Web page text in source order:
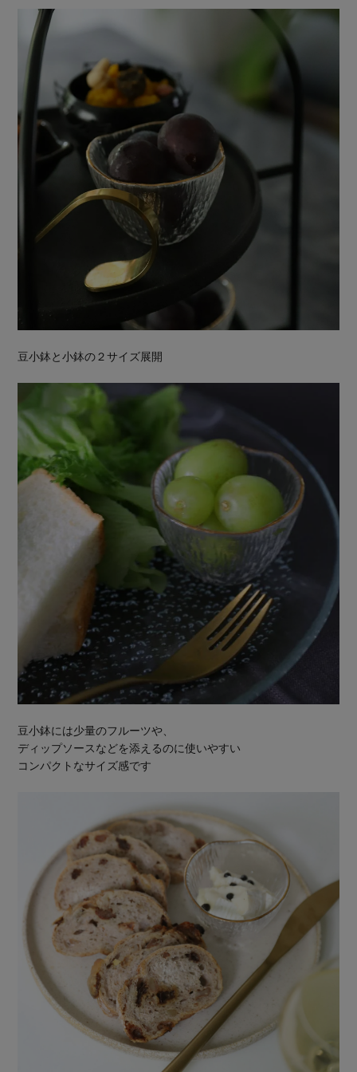
豆小鉢と小鉢の２サイズ展開
豆小鉢には少量のフルーツや、
ディップソースなどを添えるのに使いやすい
コンパクトなサイズ感です